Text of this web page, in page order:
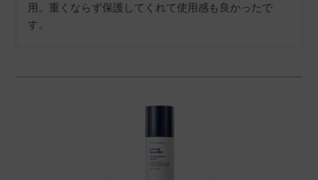
用。重くならず保護してくれて使用感も良かったで
す。